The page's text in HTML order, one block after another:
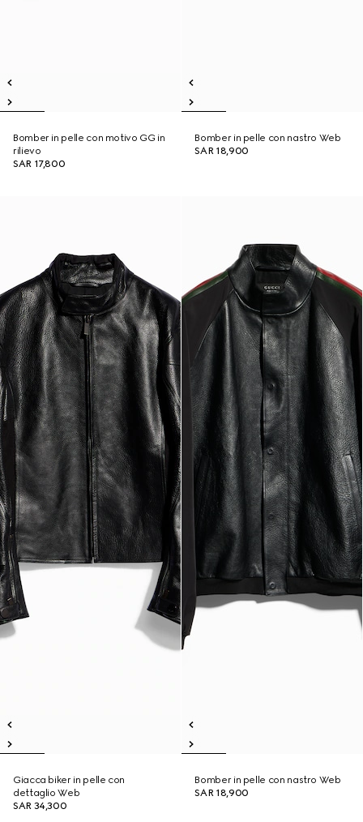
Bomber in pelle con motivo GG in
rilievo
SAR 17,800
Bomber in pelle con nastro Web
SAR 18,900
Giacca biker in pelle con
dettaglio Web
SAR 34,300
Bomber in pelle con nastro Web
SAR 18,900